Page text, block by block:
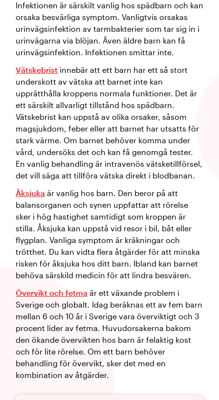
Infektionen är särskilt vanlig hos spädbarn och kan
orsaka besvärliga symptom. Vanligtvis orsakas
urinvägsinfektion av tarmbakterier som tar sig in i
urinvägarna via blöjan. Även äldre barn kan få
urinvägsinfektion. Infektionen smittar inte.
Vätskebrist innebär att ett barn har ett så stort
underskott av vätska att barnet inte kan
upprätthålla kroppens normala funktioner. Det är
ett särskilt allvarligt tillstånd hos spädbarn.
Vätskebrist kan uppstå av olika orsaker, såsom
magsjukdom, feber eller att barnet har utsatts för
stark värme. Om barnet behöver komma under
vård, undersöks det och kan få genomgå tester.
En vanlig behandling är intravenös vätsketillförsel,
det vill säga att tillföra vätska direkt i blodbanan.
Åksjuka är vanlig hos barn. Den beror på att
balansorganen och synen uppfattar att rörelse
sker i hög hastighet samtidigt som kroppen är
stilla. Åksjuka kan uppstå vid resor i bil, båt eller
flygplan. Vanliga symptom är kräkningar och
trötthet. Du kan vidta flera åtgärder för att minska
risken för åksjuka hos ditt barn. Ibland kan barnet
behöva särskild medicin för att lindra besvären.
Övervikt och fetma är ett växande problem i
Sverige och globalt. Idag beräknas ett av fem barn
mellan 6 och 10 år i Sverige vara överviktigt och 3
procent lider av fetma. Huvudorsakerna bakom
den ökande övervikten hos barn är felaktig kost
och för lite rörelse. Om ett barn behöver
behandling för övervikt, sker det med en
kombination av åtgärder.